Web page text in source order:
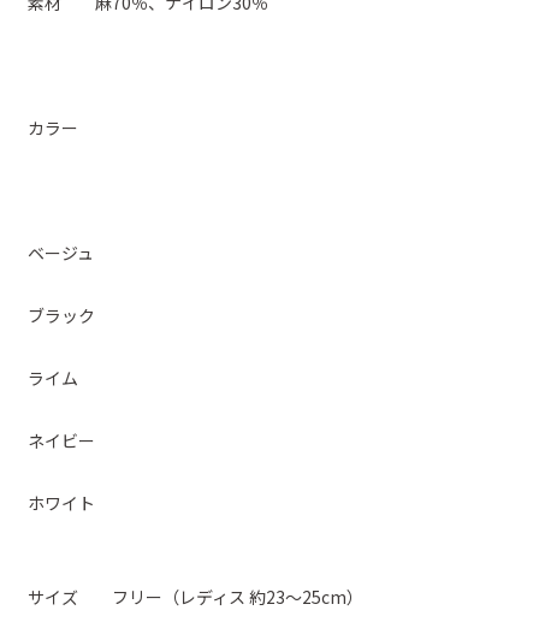
カラー
ベージュ
ブラック
ライム
ネイビー
ホワイト
サイズ フリー（レディス 約23〜25cm）